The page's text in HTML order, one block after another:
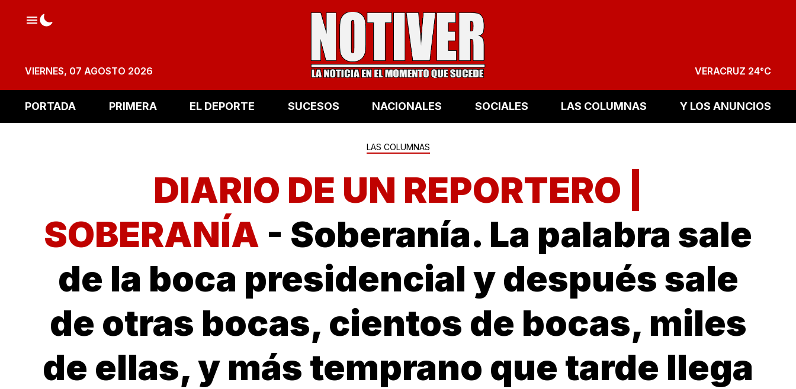
VIERNES, 07 AGOSTO 2026 VERACRUZ 24°C
PORTADA PRIMERA EL DEPORTE SUCESOS NACIONALES SOCIALES LAS COLUMNAS Y LOS ANUNCIOS
LAS COLUMNAS
DIARIO DE UN REPORTERO |
SOBERANÍA - Soberanía. La palabra sale
de la boca presidencial y después sale
de otras bocas, cientos de bocas, miles
de ellas, y más temprano que tarde llega